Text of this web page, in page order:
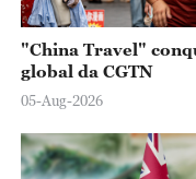
"China Travel"
global da CGTN
05-Aug-2026